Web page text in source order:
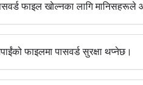
फाइल खोल्नका लागि मानिसहरूले
फाइलमा पासवर्ड सुरक्षा थप्नेछ।